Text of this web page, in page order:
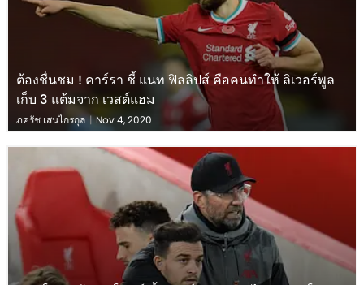
ต้องชื่นชม ! คาร์รา ชี้ แนท ฟิลลิปส์ คือคนทำให้ ลิเวอร์พูล
เก็บ 3 แต้มจาก เวสต์แฮม
ภครัช เสนไกรกุล | Nov 4, 2020